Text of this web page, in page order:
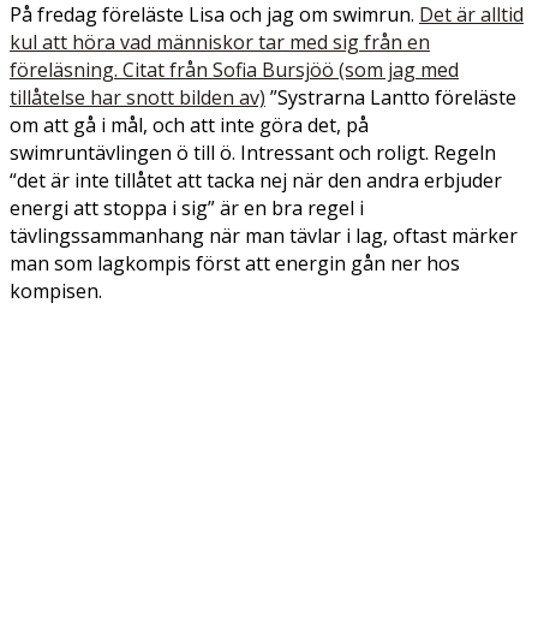
På fredag föreläste Lisa och jag om swimrun. Det är alltid
kul att höra vad människor tar med sig från en
föreläsning. Citat från Sofia Bursjöö (som jag med
tillåtelse har snott bilden av) ”Systrarna Lantto föreläste
om att gå i mål, och att inte göra det, på
swimruntävlingen ö till ö. Intressant och roligt. Regeln
“det är inte tillåtet att tacka nej när den andra erbjuder
energi att stoppa i sig” är en bra regel i
tävlingssammanhang när man tävlar i lag, oftast märker
man som lagkompis först att energin gån ner hos
kompisen.